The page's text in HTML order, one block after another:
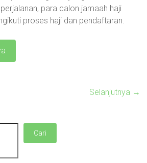
para calon jamaah haji
proses haji dan pendaftaran.
Selanjutnya →
Cari